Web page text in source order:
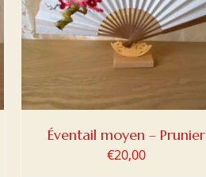
Éventail moyen – Prunier
€20,00